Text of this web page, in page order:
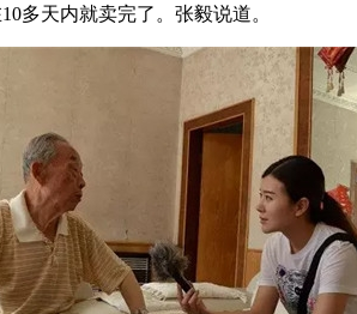
多天内就卖完了。张毅说道。